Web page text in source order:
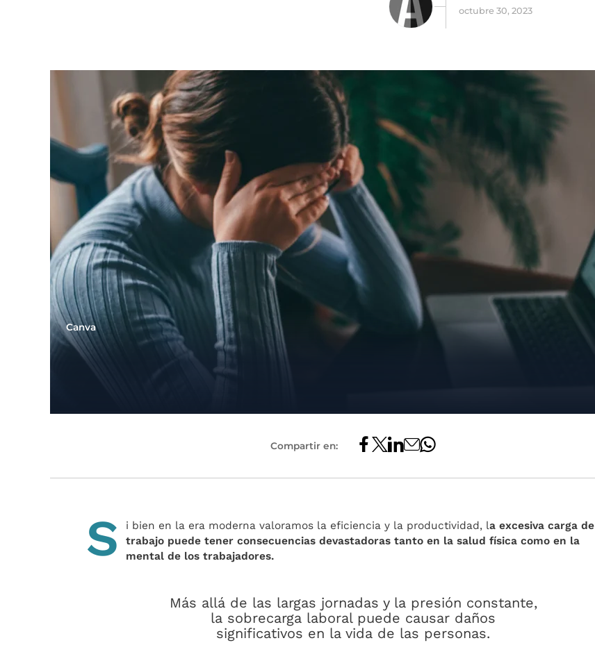
octubre 30, 2023
Canva
Compartir en:
S i bien en la era moderna valoramos la eficiencia y la productividad, la excesiva carga de
trabajo puede tener consecuencias devastadoras tanto en la salud física como en la
mental de los trabajadores.
Más allá de las largas jornadas y la presión constante,
la sobrecarga laboral puede causar daños
significativos en la vida de las personas.